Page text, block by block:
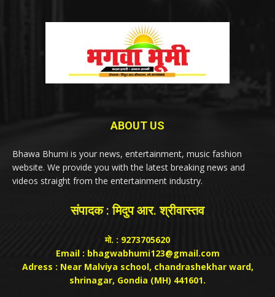
ABOUT US
Bhawa Bhumi is your news, entertainment, music fashion
website. We provide you with the latest breaking news and
videos straight from the entertainment industry.
संपादक : मिदुप आर. श्रीवास्तव
मो. : 9273705620
Email : bhagwabhumi123@gmail.com
Adress : Near Malviya school, chandrashekhar ward,
shrinagar, Gondia (MH) 441601.